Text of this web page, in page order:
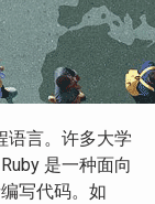
语言。许多大学
是一种面向
写代码。如